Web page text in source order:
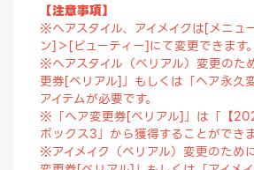
【注意事項】
※ヘアスタイル、アイメイクは[メニュ
ン]＞[ビューティー]にて変更できます。
※ヘアスタイル（ベリアル）変更のた
更券[ベリアル]」もしくは「ヘア永久
アイテムが必要です。
※「ヘア変更券[ベリアル]」は「【
ボックス3」から獲得することができ
※アイメイク（ベリアル）変更のため